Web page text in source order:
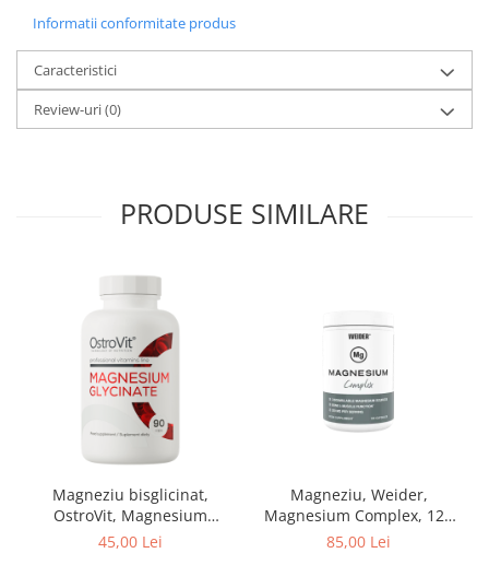
Informatii conformitate produs
Caracteristici
Review-uri(0)
PRODUSE SIMILARE
Magneziu bisglicinat,
OstroVit, Magnesium
Glycinate, 90 de capsule
45,00 Lei
Magneziu, Weider,
Magnesium Complex, 120
de capsule
85,00 Lei